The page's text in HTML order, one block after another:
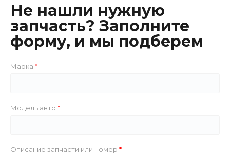
Не нашли нужную
запчасть? Заполните
форму, и мы подберем
Марка
Модель авто
Описание запчасти или номер